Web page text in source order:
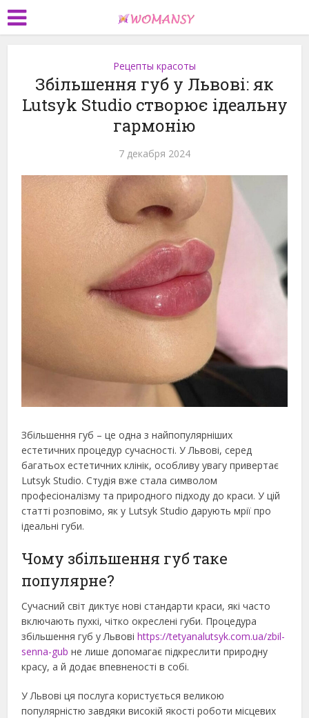
Рецепты красоты
Збільшення губ у Львові: як
Lutsyk Studio створює ідеальну
гармонію
7 декабря 2024
Збільшення губ – це одна з найпопулярніших
естетичних процедур сучасності. У Львові, серед
багатьох естетичних клінік, особливу увагу привертає
Lutsyk Studio. Студія вже стала символом
професіоналізму та природного підходу до краси. У цій
статті розповімо, як у Lutsyk Studio дарують мрії про
ідеальні губи.
Чому збільшення губ таке
популярне?
Сучасний світ диктує нові стандарти краси, які часто
включають пухкі, чітко окреслені губи. Процедура
збільшення губ у Львовіhttps://tetyanalutsyk.com.ua/zbil-
senna-gub не лише допомагає підкреслити природну
красу, а й додає впевненості в собі.
У Львові ця послуга користується великою
популярністю завдяки високій якості роботи місцевих